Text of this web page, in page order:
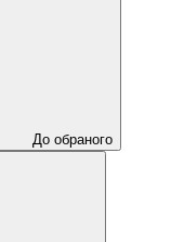
До обраного